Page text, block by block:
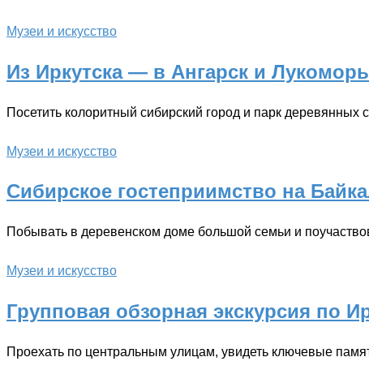
Музеи и искусство
Из Иркутска — в Ангарск и
Посетить колоритный сибирский город и парк деревянных
Музеи и искусство
Сибирское гостеприимство на
Побывать в деревенском доме большой семьи и
Музеи и искусство
Групповая обзорная экскурсия по
Проехать по центральным улицам, увидеть ключевые